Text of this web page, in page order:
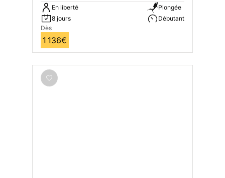
En liberté
8 jours
Plongée
Débutant
Dès
1 136€